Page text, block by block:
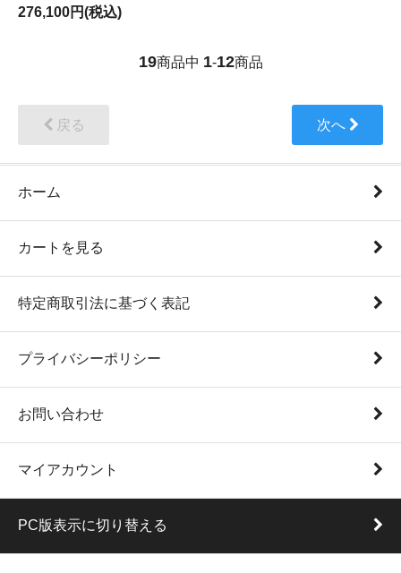
276,100円(税込)
19商品中 1-12商品
戻る 次へ
ホーム
カートを見る
特定商取引法に基づく表記
プライバシーポリシー
お問い合わせ
マイアカウント
PC版表示に切り替える